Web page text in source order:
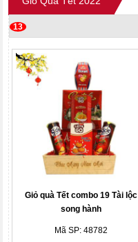
13
Giỏ quà Tết combo 19 Tài lộc
song hành
Mã SP: 48782